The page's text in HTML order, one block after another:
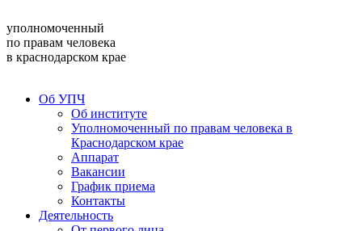
уполномоченный
по правам человека
в краснодарском крае
Об УПЧ
Об институте
Уполномоченный по правам человека в
Краснодарском крае
Аппарат
Вакансии
График приема
Контакты
Деятельность